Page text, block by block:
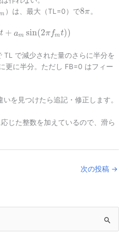
）は、最大（TL=0）で8π。
t + am sin(2πfmt))
TL で減少された量のさらに半分を
更に半分。ただし FB=0 はフィー
を見つけたら追記・修正します。
じた整数を加えているので、滑ら
次の投稿 →